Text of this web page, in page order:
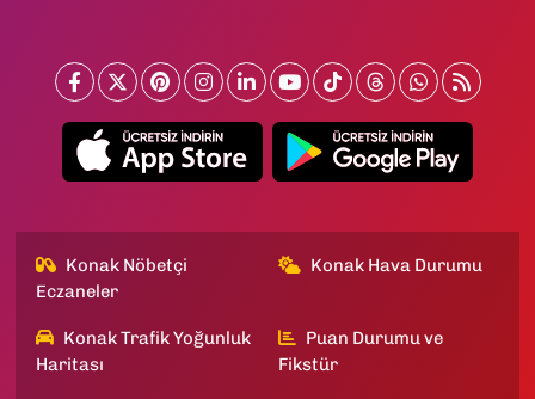
Konak Nöbetçi
Eczaneler
Konak Hava Durumu
Konak Trafik Yoğunluk
Haritası
Puan Durumu ve
Fikstür